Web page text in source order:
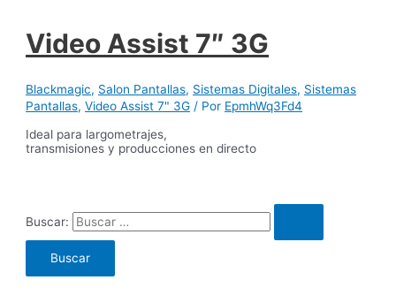
Video Assist 7″ 3G
Blackmagic, Salon Pantallas, Sistemas Digitales, Sistemas
Pantallas,Video Assist 7" 3G / Por EpmhWq3Fd4
Ideal para largometrajes,
transmisiones y producciones en directo
Buscar: